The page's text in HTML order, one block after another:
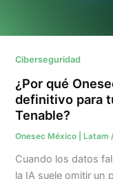
Ciberseguridad
¿Por qué
definitivo para
Tenable?
Onesec México | Latam
Cuando los datos
la IA suele omitir un